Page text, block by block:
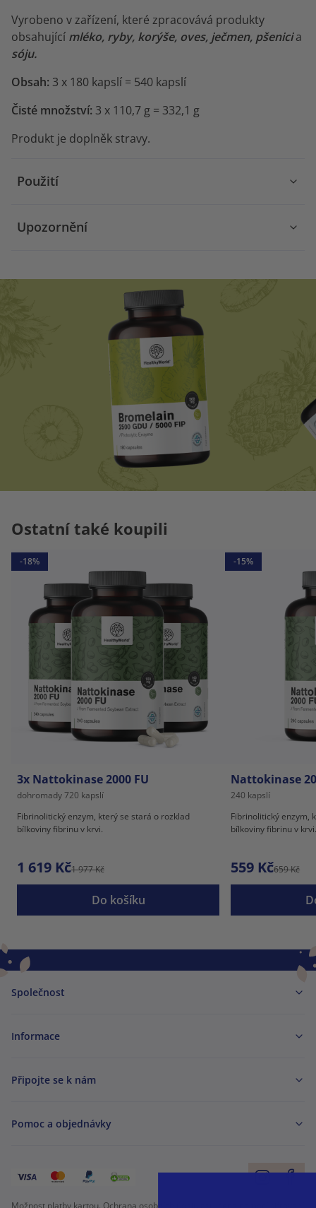
Vyrobeno v zařízení, které zpracovává produkty
obsahující mléko, ryby, korýše, oves, ječmen, pšenicia
sóju.
Obsah: 3 x 180 kapslí = 540 kapslí
Čisté množství: 3 x 110,7 g = 332,1 g
Produkt je doplněk stravy.
Použití
Upozornění
Ostatní také koupili
-18%
3x Nattokinase 2000 FU
dohromady 720 kapslí
Fibrinolitický enzym, který se stará o rozklad
bílkoviny fibrinu v krvi.
1 619 Kč1 977 Kč
Do košíku
-15%
Nattokinase
240 kapslí
Fibrinolitický enzym,
bílkoviny fibrinu v
559 Kč659 Kč
Společnost
Informace
Připojte se k nám
Pomoc a objednávky
Možnost platby kartou. Ochrana osobních údajů zaručena pomocí šifrování